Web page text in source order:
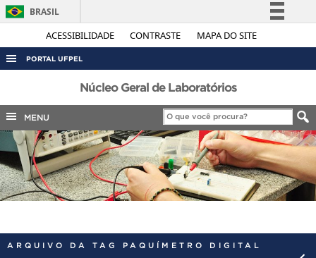
ACESSIBILIDADE CONTRASTE MAPA DO SITE
BRASIL
Simplifique!
Legislação
Canais
PORTAL UFPEL
ACESSO À INFORMAÇÃO
AUDITORIA
COBALTO
CONCURSOS
EDITAIS
INTERNACIONAL
PORTARIAS
Núcleo Geral de Laboratórios
MENU
ARQUIVO DA TAG PAQUÍMETRO DIGITAL